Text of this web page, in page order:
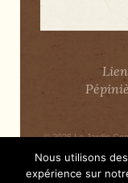
© 2026Le Jardin
Nous utilisons
expérience sur